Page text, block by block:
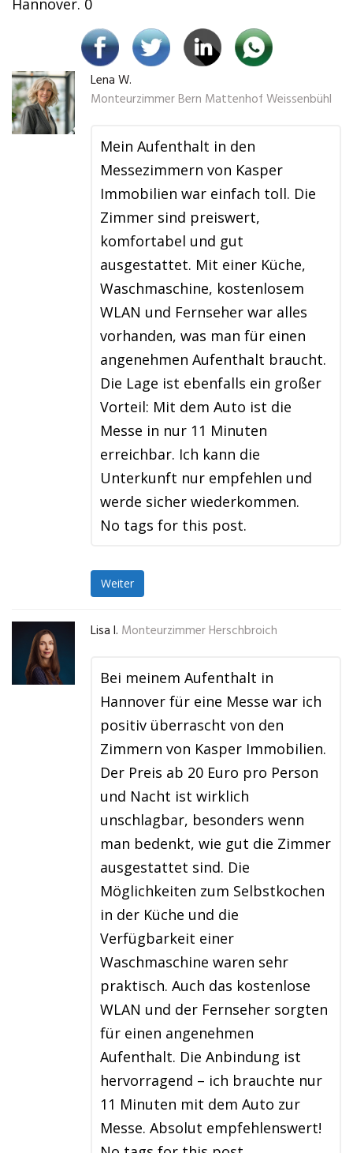
Hannover. 0
Lena W.
Monteurzimmer Bern Mattenhof Weissenbühl
Mein Aufenthalt in den
Messezimmern von Kasper
Immobilien war einfach toll. Die
Zimmer sind preiswert,
komfortabel und gut
ausgestattet. Mit einer Küche,
Waschmaschine, kostenlosem
WLAN und Fernseher war alles
vorhanden, was man für einen
angenehmen Aufenthalt braucht.
Die Lage ist ebenfalls ein großer
Vorteil: Mit dem Auto ist die
Messe in nur 11 Minuten
erreichbar. Ich kann die
Unterkunft nur empfehlen und
werde sicher wiederkommen.
No tags for this post.
Weiter
Lisa I. Monteurzimmer Herschbroich
Bei meinem Aufenthalt in
Hannover für eine Messe war ich
positiv überrascht von den
Zimmern von Kasper Immobilien.
Der Preis ab 20 Euro pro Person
und Nacht ist wirklich
unschlagbar, besonders wenn
man bedenkt, wie gut die Zimmer
ausgestattet sind. Die
Möglichkeiten zum Selbstkochen
in der Küche und die
Verfügbarkeit einer
Waschmaschine waren sehr
praktisch. Auch das kostenlose
WLAN und der Fernseher sorgten
für einen angenehmen
Aufenthalt. Die Anbindung ist
hervorragend – ich brauchte nur
11 Minuten mit dem Auto zur
Messe. Absolut empfehlenswert!